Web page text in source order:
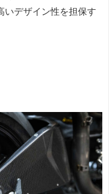
いデザイン性を担保す